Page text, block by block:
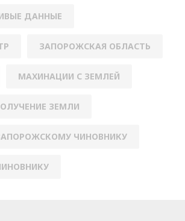
ДАННЫЕ
ЗАПОРОЖСКАЯ ОБЛАСТЬ
МАХИНАЦИИ С ЗЕМЛЕЙ
ЗЕМЛИ
ЧИНОВНИКУ